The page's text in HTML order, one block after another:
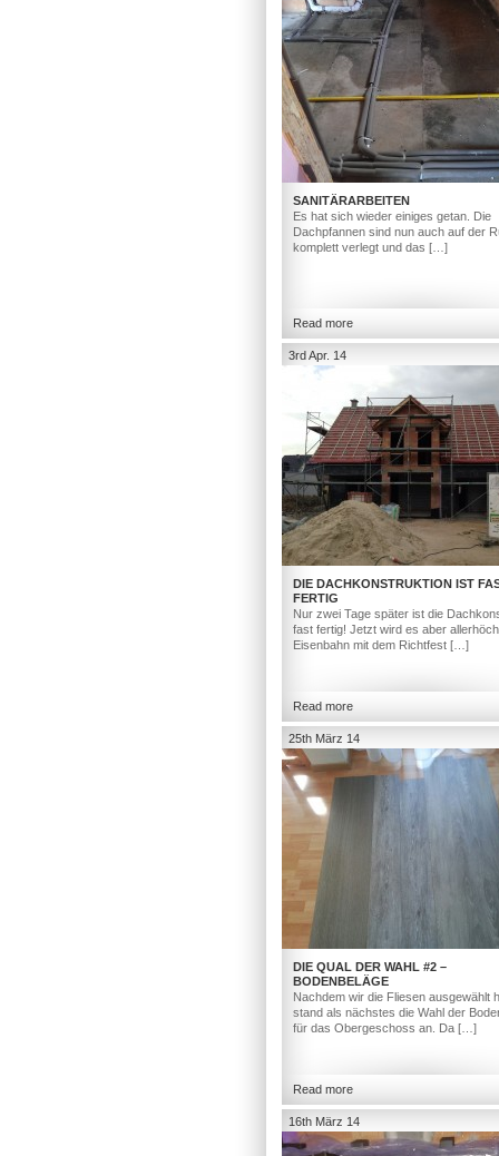
SANITÄRARBEITEN
Es hat sich wieder einiges getan. Die
Dachpfannen sind nun auch auf der
komplett verlegt und das […]
Read more
3rd Apr. 14
DIE DACHKONSTRUKTION IST
FERTIG
Nur zwei Tage später ist die
fast fertig! Jetzt wird es aber
Eisenbahn mit dem Richtfest […]
Read more
25th März 14
DIE QUAL DER WAHL #2 –
BODENBELÄGE
Nachdem wir die Fliesen ausgewählt
stand als nächstes die Wahl der
für das Obergeschoss an. Da […]
Read more
16th März 14